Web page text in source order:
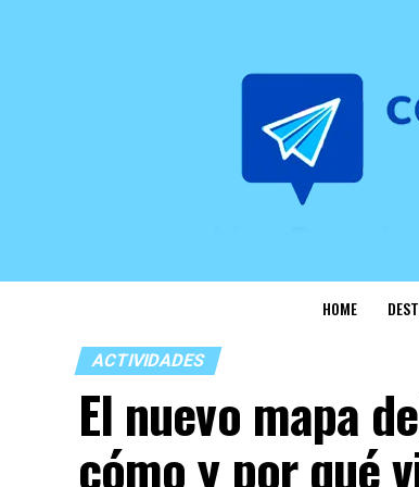
HOME
ACTIVIDADES
El nuevo mapa
cómo y por qué